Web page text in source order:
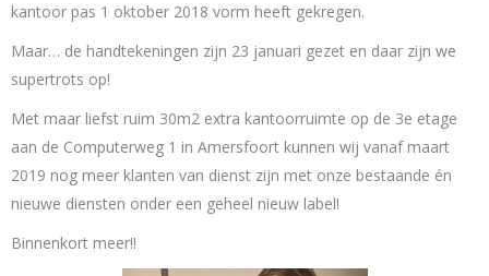
kantoor pas 1 oktober 2018 vorm heeft gekregen.
Maar… de handtekeningen zijn 23 januari gezet en daar zijn we
supertrots op!
Met maar liefst ruim 30m2 extra kantoorruimte op de 3e etage
aan de Computerweg 1 in Amersfoort kunnen wij vanaf maart
2019 nog meer klanten van dienst zijn met onze bestaande én
nieuwe diensten onder een geheel nieuw label!
Binnenkort meer!!